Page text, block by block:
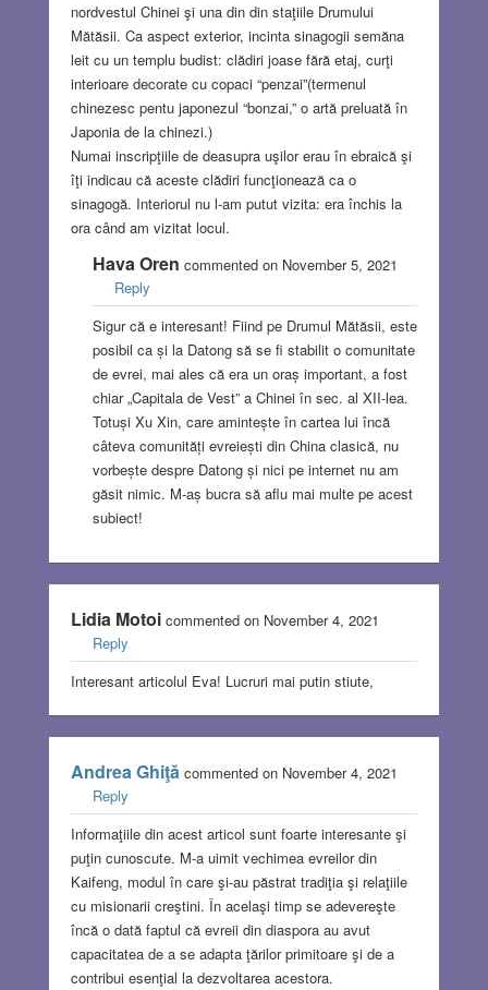
nordvestul Chinei şi una din din staţiile Drumului
Mătăsii. Ca aspect exterior, incinta sinagogii semăna
leit cu un templu budist: clădiri joase fără etaj, curţi
interioare decorate cu copaci “penzai”(termenul
chinezesc pentu japonezul “bonzai,” o artă preluată în
Japonia de la chinezi.)
Numai inscripţiile de deasupra uşilor erau în ebraică şi
îţi indicau că aceste clădiri funcţionează ca o
sinagogă. Interiorul nu l-am putut vizita: era închis la
ora când am vizitat locul.
Hava Oren commented on November 5, 2021
Reply
Sigur că e interesant! Fiind pe Drumul Mătăsii, este
posibil ca și la Datong să se fi stabilit o comunitate
de evrei, mai ales că era un oraș important, a fost
chiar „Capitala de Vest” a Chinei în sec. al XII-lea.
Totuși Xu Xin, care amintește în cartea lui încă
câteva comunități evreiești din China clasică, nu
vorbește despre Datong și nici pe internet nu am
găsit nimic. M-aș bucra să aflu mai multe pe acest
subiect!
Lidia Motoicommented on November 4, 2021
Reply
Interesant articolul Eva! Lucruri mai putin stiute,
Andrea Ghiţăcommented on November 4, 2021
Reply
Informaţiile din acest articol sunt foarte interesante şi
puţin cunoscute. M-a uimit vechimea evreilor din
Kaifeng, modul în care şi-au păstrat tradiţia şi relaţiile
cu misionarii creştini. În acelaşi timp se adevereşte
încă o dată faptul că evreii din diaspora au avut
capacitatea de a se adapta ţărilor primitoare şi de a
contribui esenţial la dezvoltarea acestora.